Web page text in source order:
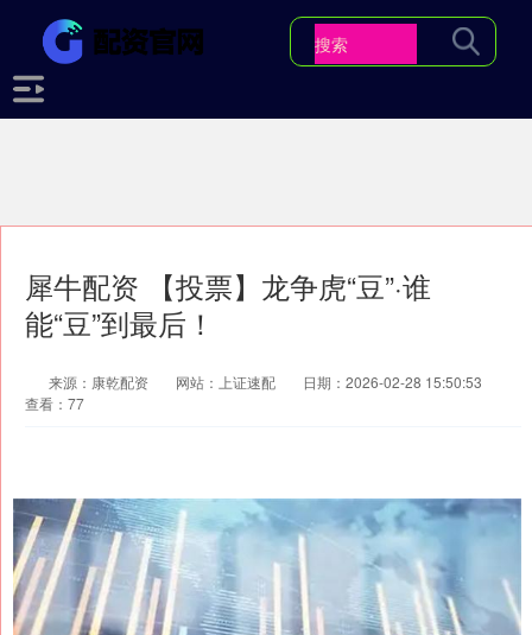
犀牛配资 【投票】龙争虎“豆”·谁
能“豆”到最后！
来源：康乾配资 网站：上证速配
日期：2026-02-28 15:50:53
查看：77